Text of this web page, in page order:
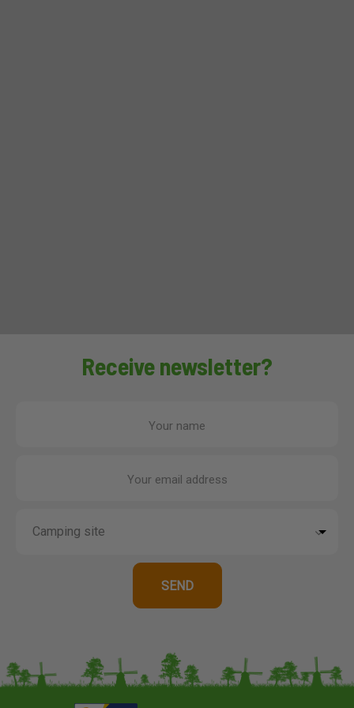
Receive newsletter?
Your name
Your email address